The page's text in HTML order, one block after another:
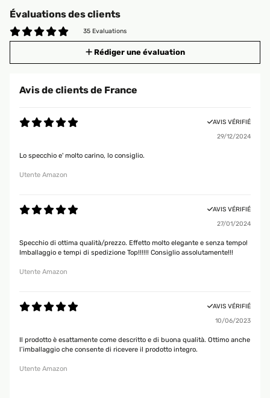
Évaluations des clients
35 Evaluations
Rédiger une évaluation
Avis de clients de France
AVIS VÉRIFIÉ
29/12/2024
Lo specchio e' molto carino, lo consiglio.
Utente Amazon
AVIS VÉRIFIÉ
27/01/2024
Specchio di ottima qualità/prezzo. Effetto molto elegante e senza tempo!
Imballaggio e tempi di spedizione Top!!!!!! Consiglio assolutamente!!!
Utente Amazon
AVIS VÉRIFIÉ
10/06/2023
Il prodotto è esattamente come descritto e di buona qualità. Ottimo anche
l’imballaggio che consente di ricevere il prodotto integro.
Utente Amazon